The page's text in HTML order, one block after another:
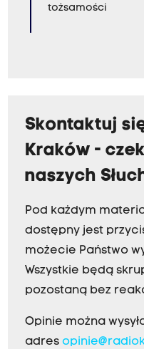
tożsamości
Skontaktuj
Kraków -
naszych
Pod każdym
dostępny jest
możecie Państwo
Wszystkie będą
pozostaną bez
Opinie można
adres